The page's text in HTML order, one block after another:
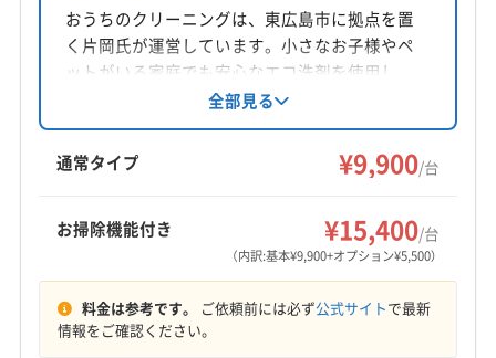
岡山県井原市
対応地域
三次市 庄原市
尾道市
府中市 福山市 安芸郡海田町
安芸郡熊野町
安芸郡坂町
神石郡神石高原町
(岡山県) 岡山市中区
(岡山県) 岡山市北区
(岡山県) 加賀郡吉備中央町
(岡山県) 笠岡市
(岡山県) 久米郡久米南町
(岡山県) 久米郡美咲町
(岡山県) 玉野市
(岡山県) 高梁市
9:00〜20:00
定休日
おうちのクリーニングは、東広島市に拠点を置
く片岡氏が運営しています。小さなお子様やペ
ットがいる家庭でも安心なエコ洗剤を使用し、
高圧洗浄とフィトンチッドで消臭抗菌を行うエ
アコンクリーニングを提供。スライム除去剤の
使用や損害保険加入など、安心できるサービス
が魅力です。
全部見る
通常タイプ ¥9,900/台
お掃除機能付き ¥15,400/台
（内訳:基本¥9,900+オプション¥5,500）
料金は参考です。 ご依頼前には必ず公式サイトで最新
情報をご確認ください。